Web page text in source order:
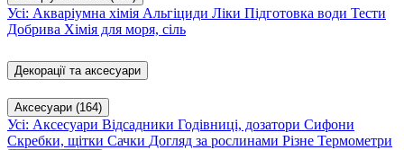
Усі: Акваріумна хімія Альгіциди Ліки Підготовка води Тести
Добрива Хімія для моря, сіль
Декорації та аксесуари
Аксесуари (164)
Усі: Аксесуари Відсадники Годівниці, дозатори Сифони
Скребки, щітки Сачки Догляд за рослинами Різне Термометри